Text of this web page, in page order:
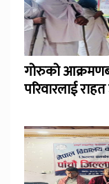
गोरुको
परिवारलाई